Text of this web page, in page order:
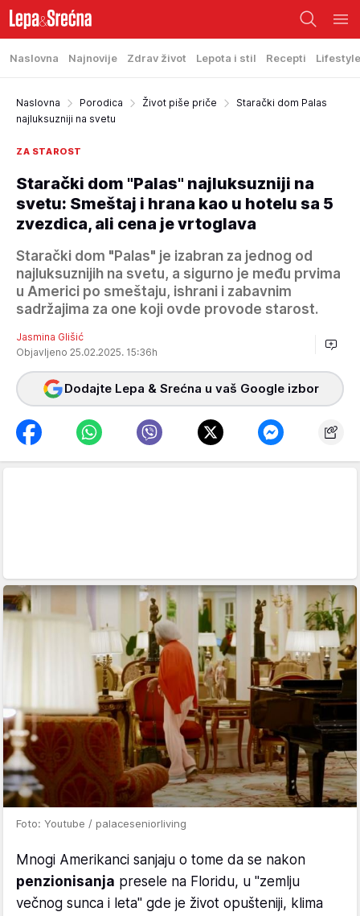
Naslovna Najnovije Zdrav život Lepota i stil Recepti Lifestyle
Naslovna Porodica Život piše priče
Starački dom Palas
najluksuzniji na svetu
ZA STAROST
Starački dom "Palas" najluksuzniji na
svetu: Smeštaj i hrana kao u hotelu sa 5
zvezdica, ali cena je vrtoglava
Starački dom "Palas" je izabran za jednog od
najluksuznijih na svetu, a sigurno je među prvima
u Americi po smeštaju, ishrani i zabavnim
sadržajima za one koji ovde provode starost.
Jasmina Glišić
Objavljeno 25.02.2025. 15:36h
Dodajte Lepa & Srećna u vaš Google izbor
Foto: Youtube / palaceseniorliving
Mnogi Amerikanci sanjaju o tome da se nakon
penzionisanja presele na Floridu, u "zemlju
večnog sunca i leta" gde je život opušteniji, klima